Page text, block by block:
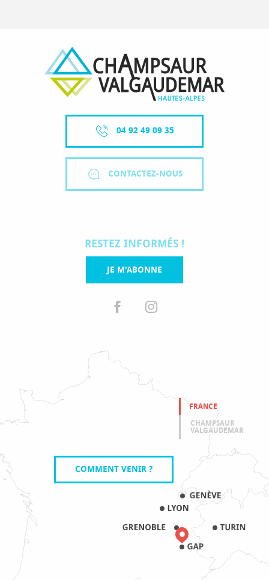
04 92 49 09 35
CONTACTEZ-NOUS
RESTEZ INFORMÉS !
JE M'ABONNE
FRANCE
CHAMPSAUR
VALGAUDEMAR
COMMENT VENIR ?